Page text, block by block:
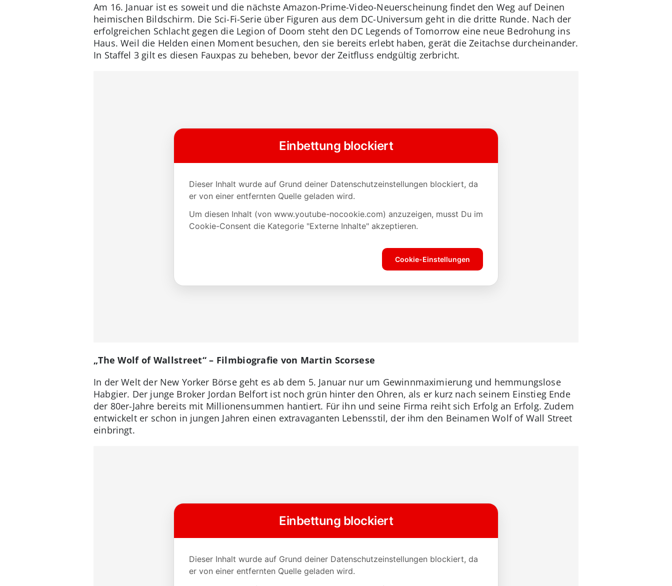
Am 16. Januar ist es soweit und die nächste Amazon-Prime-Video-Neuerscheinung findet den Weg auf Deinen
heimischen Bildschirm. Die Sci-Fi-Serie über Figuren aus dem DC-Universum geht in die dritte Runde. Nach der
erfolgreichen Schlacht gegen die Legion of Doom steht den DC Legends of Tomorrow eine neue Bedrohung ins
Haus. Weil die Helden einen Moment besuchen, den sie bereits erlebt haben, gerät die Zeitachse durcheinander.
In Staffel 3 gilt es diesen Fauxpas zu beheben, bevor der Zeitfluss endgültig zerbricht.
„The Wolf of Wallstreet“ – Filmbiografie von Martin Scorsese
In der Welt der New Yorker Börse geht es ab dem 5. Januar nur um Gewinnmaximierung und hemmungslose
Habgier. Der junge Broker Jordan Belfort ist noch grün hinter den Ohren, als er kurz nach seinem Einstieg Ende
der 80er-Jahre bereits mit Millionensummen hantiert. Für ihn und seine Firma reiht sich Erfolg an Erfolg. Zudem
entwickelt er schon in jungen Jahren einen extravaganten Lebensstil, der ihm den Beinamen Wolf of Wall Street
einbringt.